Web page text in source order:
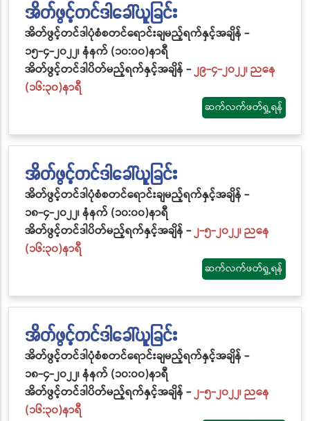
အိတ်ဖွင့်တင်ဒါခေါ်ယူခြင်း
အိတ်ဖွင့်တင်ဒါပုံစံစတင်ရောင်းချမည့်ရက်နှင့်အချိန် -
၁၅-၄-၂၀၂၂၊ နံနက် (၁၀:၀၀)နာရီ
အိတ်ဖွင့်တင်ဒါပိတ်မည့်ရက်နှင့်အချိန် -၂၉-၄-၂၀၂၂၊ ညနေ
(၁၆:၃၀)နာရီ
ဆက်လက်ဖတ်ရှု့ရန်
အိတ်ဖွင့်တင်ဒါခေါ်ယူခြင်း
အိတ်ဖွင့်တင်ဒါပုံစံစတင်ရောင်းချမည့်ရက်နှင့်အချိန် -
၁၈-၄-၂၀၂၂၊ နံနက် (၁၀:၀၀)နာရီ
အိတ်ဖွင့်တင်ဒါပိတ်မည့်ရက်နှင့်အချိန် -၂-၅-၂၀၂၂၊ ညနေ
(၁၆:၃၀)နာရီ
ဆက်လက်ဖတ်ရှု့ရန်
အိတ်ဖွင့်တင်ဒါခေါ်ယူခြင်း
အိတ်ဖွင့်တင်ဒါပုံစံစတင်ရောင်းချမည့်ရက်နှင့်အချိန် -
၁၈-၄-၂၀၂၂၊ နံနက် (၁၀:၀၀)နာရီ
အိတ်ဖွင့်တင်ဒါပိတ်မည့်ရက်နှင့်အချိန် -၂-၅-၂၀၂၂၊ ညနေ
(၁၆:၃၀)နာရီ